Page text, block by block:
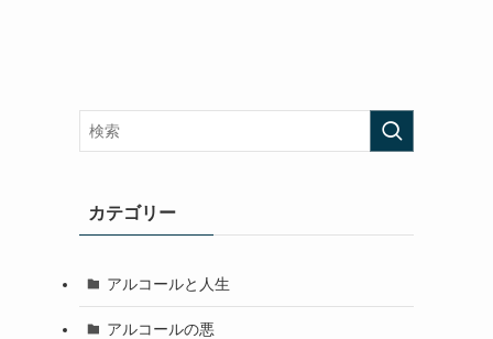
カテゴリー
アルコールと人生
アルコールの悪